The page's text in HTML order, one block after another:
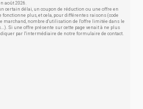
août 2026.
certain délai, un coupon de réduction ou une offre en
plus, et cela, pour différentes raisons (code
marchand, nombre d'utilisation de l'offre limitée dans le
Si une offre présente sur cette page venait à ne plus
par l'intermédiaire de notre formulaire de contact.